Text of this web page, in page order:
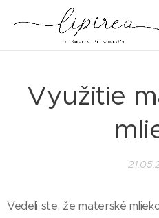
Využitie
Vedeli ste, že materské